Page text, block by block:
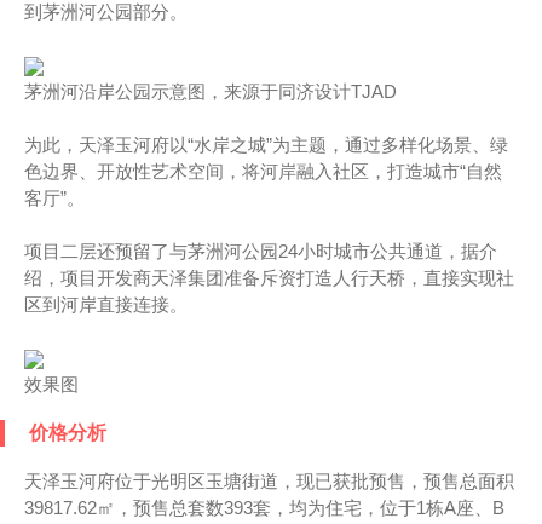
到茅洲河公园部分。
茅洲河沿岸公园示意图，来源于同济设计TJAD
为此，天泽玉河府以“水岸之城”为主题，通过多样化场景、绿
色边界、开放性艺术空间，将河岸融入社区，打造城市“自然
客厅”。
项目二层还预留了与茅洲河公园24小时城市公共通道，据介
绍，项目开发商天泽集团准备斥资打造人行天桥，直接实现社
区到河岸直接连接。
效果图
价格分析
天泽玉河府位于光明区玉塘街道，现已获批预售，预售总面积
39817.62㎡，预售总套数393套，均为住宅，位于1栋A座、B